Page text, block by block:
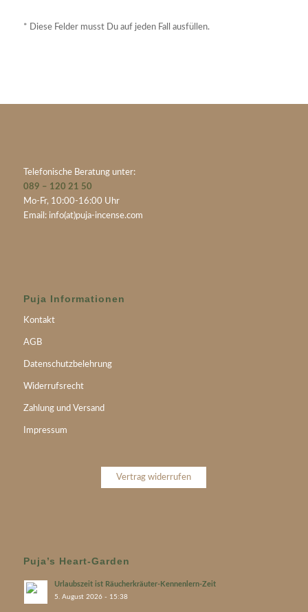
* Diese Felder musst Du auf jeden Fall ausfüllen.
Telefonische Beratung unter:
089 – 120 21 50
Mo-Fr, 10:00-16:00 Uhr
Email: info(at)puja-incense.com
Puja Informationen
Kontakt
AGB
Datenschutzbelehrung
Widerrufsrecht
Zahlung und Versand
Impressum
Vertrag widerrufen
Puja’s Heart-Garden
Urlaubszeit ist Räucherkräuter-Kennenlern-Zeit
5. August 2026 - 15:38